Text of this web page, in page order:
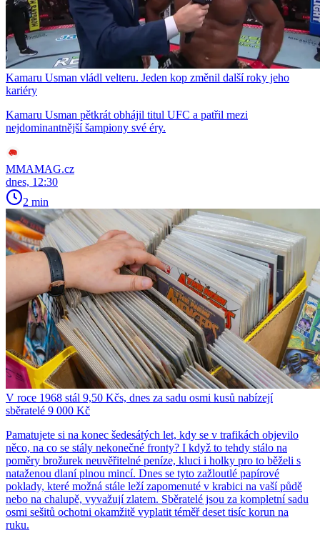
Kamaru Usman vládl velteru. Jeden kop změnil další roky jeho
kariéry
Kamaru Usman pětkrát obhájil titul UFC a patřil mezi
nejdominantnější šampiony své éry.
MMAMAG.cz
dnes, 12:30
2 min
V roce 1968 stál 9,50 Kčs, dnes za sadu osmi kusů nabízejí
sběratelé 9 000 Kč
Pamatujete si na konec šedesátých let, kdy se v trafikách objevilo
něco, na co se stály nekonečné fronty? I když to tehdy stálo na
poměry brožurek neuvěřitelné peníze, kluci i holky pro to běželi s
nataženou dlaní plnou mincí. Dnes se tyto zažloutlé papírové
poklady, které možná stále leží zapomenuté v krabici na vaší půdě
nebo na chalupě, vyvažují zlatem. Sběratelé jsou za kompletní sadu
osmi sešitů ochotni okamžitě vyplatit téměř deset tisíc korun na
ruku.